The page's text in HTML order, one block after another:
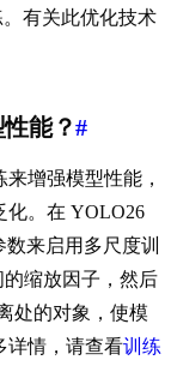
有关此优化技术
能？#
增强模型性能，
化。在 YOLO26
数来启用多尺度训
的缩放因子，然后
处的对象，使模
详情，请查看训练